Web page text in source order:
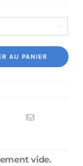

AU PANIER
vide.